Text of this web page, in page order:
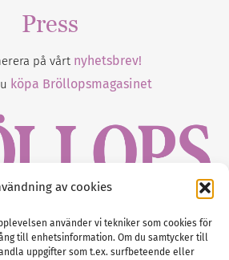
av cookies
använder vi tekniker som cookies för
till enhetsinformation. Om du samtycker till
uppgifter som t.ex. surfbeteende eller
Press
på vårt nyhetsbrev!
köpa Bröllopsmagasinet
väg 2, 451 50 Uddevalla
Tel :0522-68 11 90